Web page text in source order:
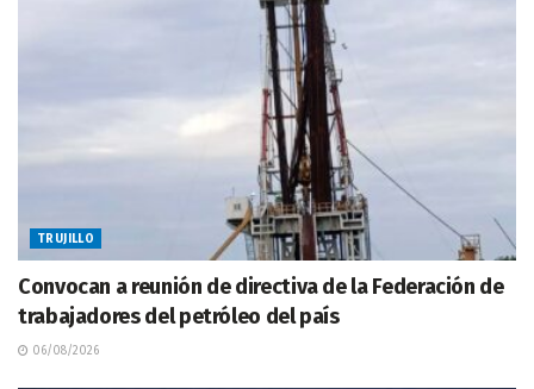
TRUJILLO
Convocan a reunión de directiva de la Federación de
trabajadores del petróleo del país
06/08/2026